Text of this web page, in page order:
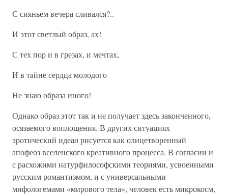
С сияньем вечера сливался?..
И этот светлый образ, ах!
С тех пор и в грезах, и мечтах,
И в тайне сердца молодого
Не знаю образа иного!
Однако образ этот так и не получает здесь законченного,
осязаемого воплощения. В других ситуациях
эротический идеал рисуется как олицетворенный
апофеоз вселенского креативного процесса. В согласии и
с расхожими натурфилософскими теориями, усвоенными
русским романтизмом, и с универсальными
мифологемами «мирового тела», человек есть микрокосм,